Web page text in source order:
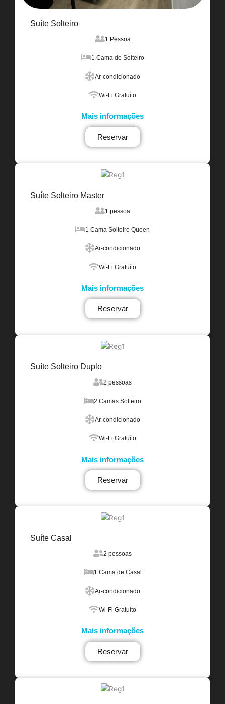
Suíte Solteiro
1 Pessoa
1 Cama de Solteiro
Ar-condicionado
Wi-Fi Gratuíto
Mais informações
Reservar
Suíte Solteiro Master
1 pessoa
1 Cama Solteiro Queen
Ar-condicionado
Wi-Fi Gratuíto
Mais informações
Reservar
Suíte Solteiro Duplo
2 pessoas
2 Camas Solteiro
Ar-condicionado
Wi-Fi Gratuíto
Mais informações
Reservar
Suíte Casal
2 pessoas
1 Cama de Casal
Ar-condicionado
Wi-Fi Gratuíto
Mais informações
Reservar